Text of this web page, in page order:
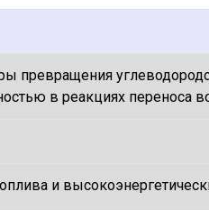
превращения
в реакциях переноса
и